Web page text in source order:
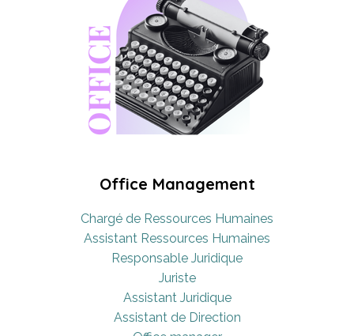
Office Management
Chargé de Ressources Humaines
Assistant Ressources Humaines
Responsable Juridique
Juriste
Assistant Juridique
Assistant de Direction